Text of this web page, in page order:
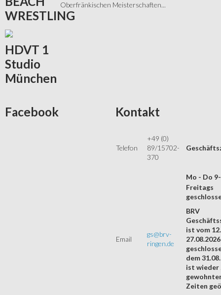
Oberfränkischen Meisterschaften...
WRESTLING
HDVT 1
Studio
München
Facebook Kontakt
Telefon
+49 (0)
89/15702-
370
Mo - Do
Email
gs@brv-
ringen.de
Freitags
BRV
ist vom
27.08.2026
dem
ist wieder
Zeiten